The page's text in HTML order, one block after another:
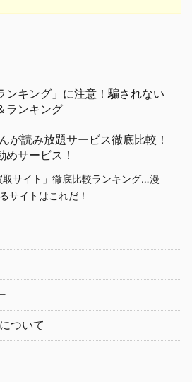
ンキング」に注意！騙されない
ランキング
が読み放題サービス徹底比較！
サービス！
取サイト」徹底比較ランキング…漫
サイトはこれだ！
ついて